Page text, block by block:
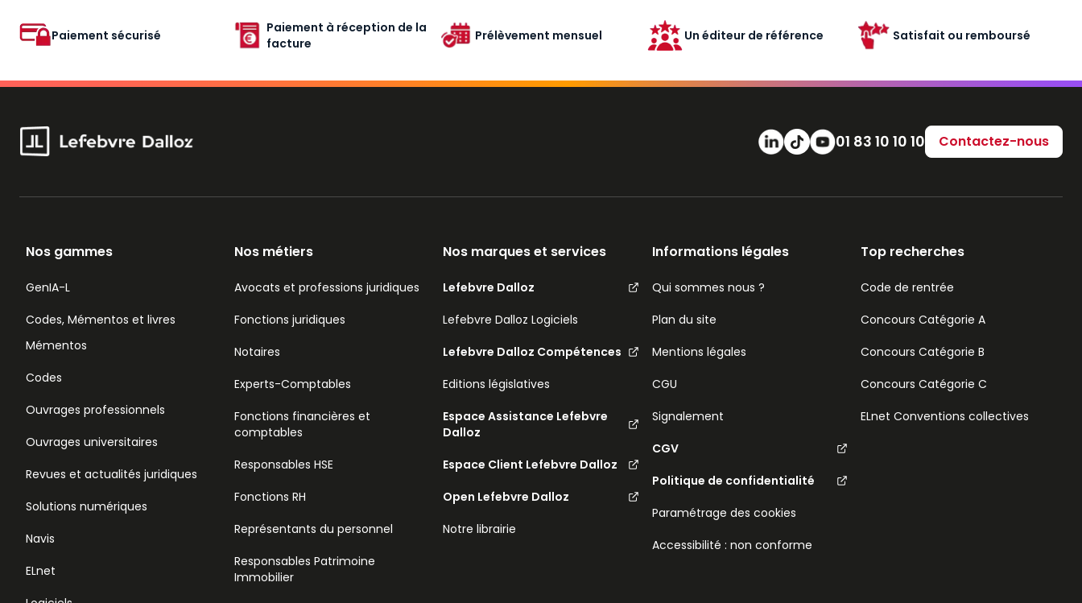
Paiement sécurisé
Paiement à réception de la
facture
Prélèvement mensuel Un éditeur de référence Satisfait ou remboursé
Numéro de téléphone
01 83 10 10 10 Contactez-nous
Nos gammes
GenIA-L
Codes, Mémentos et livres
Mémentos
Codes
Ouvrages professionnels
Ouvrages universitaires
Revues et actualités juridiques
Solutions numériques
Navis
ELnet
Nos métiers
Avocats et professions juridiques
Fonctions juridiques
Notaires
Experts-Comptables
Fonctions financières et
comptables
Responsables HSE
Fonctions RH
Représentants du personnel
Responsables Patrimoine
Immobilier
Nos marques et services
Lefebvre Dalloz
Lefebvre Dalloz Logiciels
Lefebvre Dalloz Compétences
Editions législatives
Espace Assistance Lefebvre
Dalloz
Espace Client Lefebvre Dalloz
Open Lefebvre Dalloz
Notre librairie
Informations légales
Qui sommes nous ?
Plan du site
Mentions légales
CGU
Signalement
CGV
Politique de confidentialité
Paramétrage des cookies
Accessibilité : non conforme
Top recherches
Code de rentrée
Concours Catégorie A
Concours Catégorie B
Concours Catégorie C
ELnet Conventions collectives